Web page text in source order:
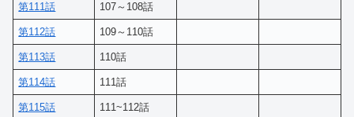
第111話 107～108話
第112話 109～110話
第113話 110話
第114話 111話
第115話 111~112話